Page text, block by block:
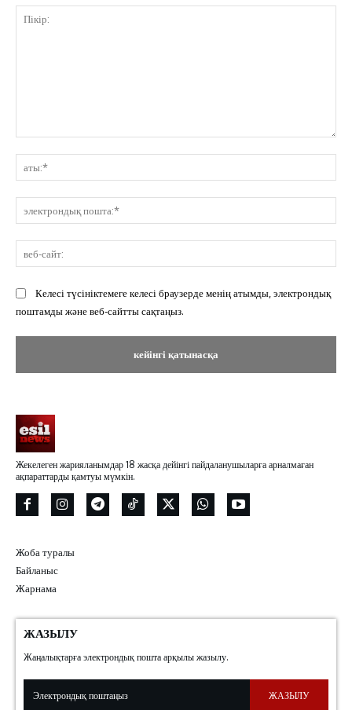
Келесі түсініктемеге келесі браузерде менің атымды, электрондық
поштамды және веб-сайтты сақтаңыз.
Жекелеген жарияланымдар 18 жасқа дейінгі пайдаланушыларға арналмаған
ақпараттарды қамтуы мүмкін.
Жоба туралы
Байланыс
Жарнама
ЖАЗЫЛУ
Жаңалықтарға электрондық пошта арқылы жазылу.
ЖАЗЫЛУ